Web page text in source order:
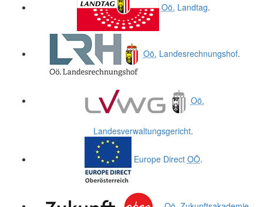
Oö. Landtag.
Oö. Landesrechnungshof.
Oö.
Landesverwaltungsgericht.
Europe Direct OÖ.